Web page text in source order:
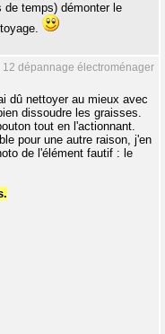
de temps) démonter le
dépannage électroménager
dû nettoyer au mieux avec
dissoudre les graisses.
tout en l'actionnant.
pour une autre raison, j'en
de l'élément fautif : le